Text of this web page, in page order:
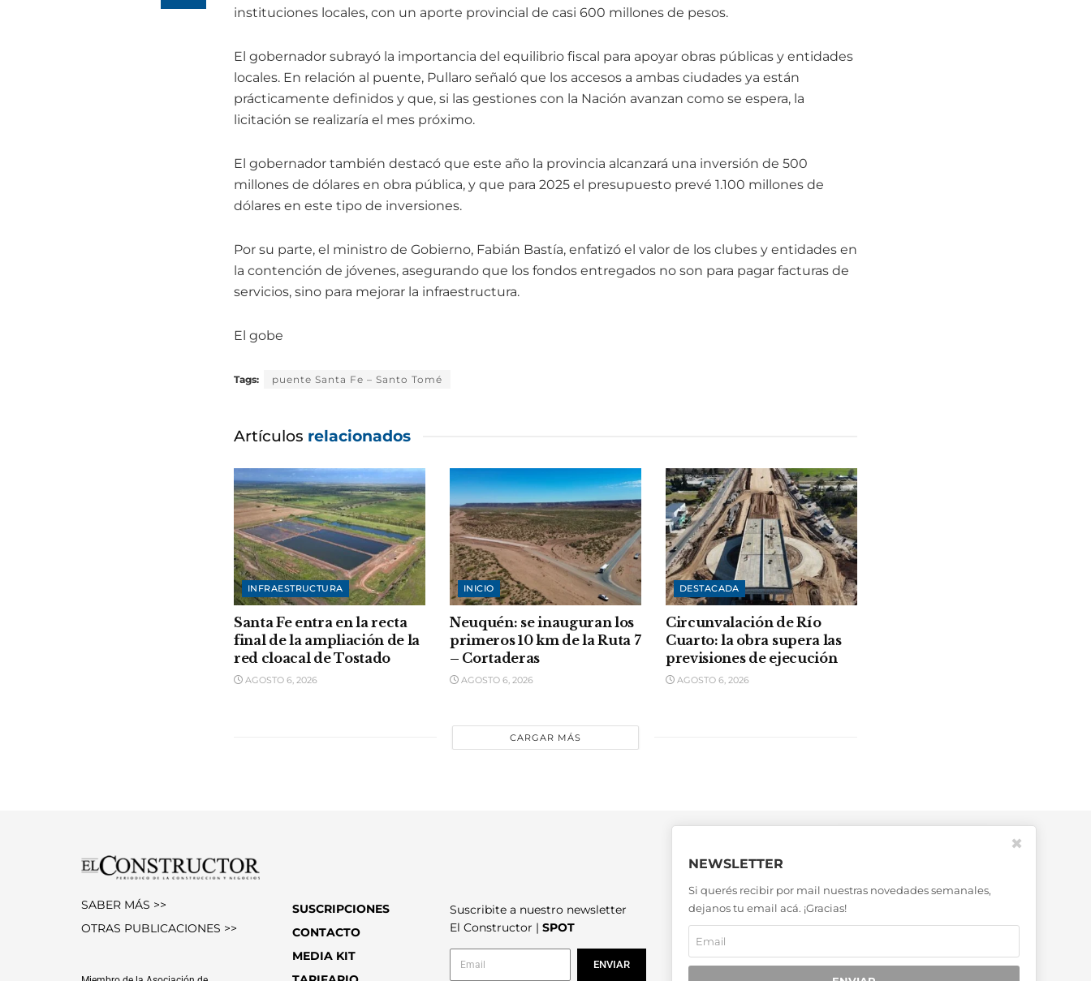
instituciones locales, con un aporte provincial de casi 600 millones de pesos.
El gobernador subrayó la importancia del equilibrio fiscal para apoyar obras públicas y entidades
locales. En relación al puente, Pullaro señaló que los accesos a ambas ciudades ya están
prácticamente definidos y que, si las gestiones con la Nación avanzan como se espera, la
licitación se realizaría el mes próximo.
El gobernador también destacó que este año la provincia alcanzará una inversión de 500
millones de dólares en obra pública, y que para 2025 el presupuesto prevé 1.100 millones de
dólares en este tipo de inversiones.
Por su parte, el ministro de Gobierno, Fabián Bastía, enfatizó el valor de los clubes y entidades en
la contención de jóvenes, asegurando que los fondos entregados no son para pagar facturas de
servicios, sino para mejorar la infraestructura.
El gobe
Tags: puente Santa Fe – Santo Tomé
Artículos relacionados
INFRAESTRUCTURA
Santa Fe entra en la recta
final de la ampliación de la
red cloacal de Tostado
AGOSTO 6, 2026
INICIO
Neuquén: se inauguran los
primeros 10 km de la Ruta 7
– Cortaderas
AGOSTO 6, 2026
DESTACADA
Circunvalación de Río
Cuarto: la obra supera las
previsiones de ejecución
AGOSTO 6, 2026
CARGAR MÁS
SABER MÁS >>
OTRAS PUBLICACIONES >>
SUSCRIPCIONES
CONTACTO
MEDIA KIT
Suscribite a nuestro newsletter
El Constructor | SPOT
ENVIAR
NEWSLETTER
Si querés recibir por mail nuestras novedades semanales,
dejanos tu email acá. ¡Gracias!
✖